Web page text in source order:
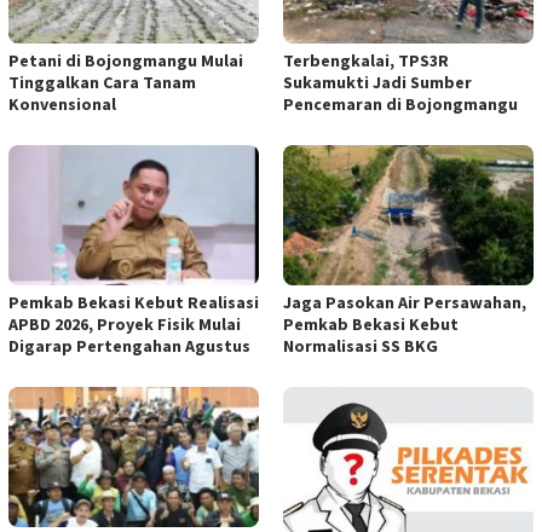
Petani di Bojongmangu Mulai
Tinggalkan Cara Tanam
Konvensional
Terbengkalai, TPS3R
Sukamukti Jadi Sumber
Pencemaran di Bojongmangu
Pemkab Bekasi Kebut Realisasi
APBD 2026, Proyek Fisik Mulai
Digarap Pertengahan Agustus
Jaga Pasokan Air Persawahan,
Pemkab Bekasi Kebut
Normalisasi SS BKG